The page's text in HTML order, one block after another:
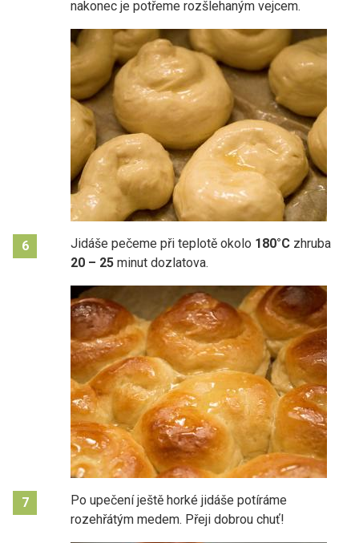
nakonec je potřeme rozšlehaným vejcem.
6 Jidáše pečeme při teplotě okolo 180°C zhruba
20 – 25 minut dozlatova.
7
Po upečení ještě horké jidáše potíráme
rozehřátým medem. Přeji dobrou chuť!